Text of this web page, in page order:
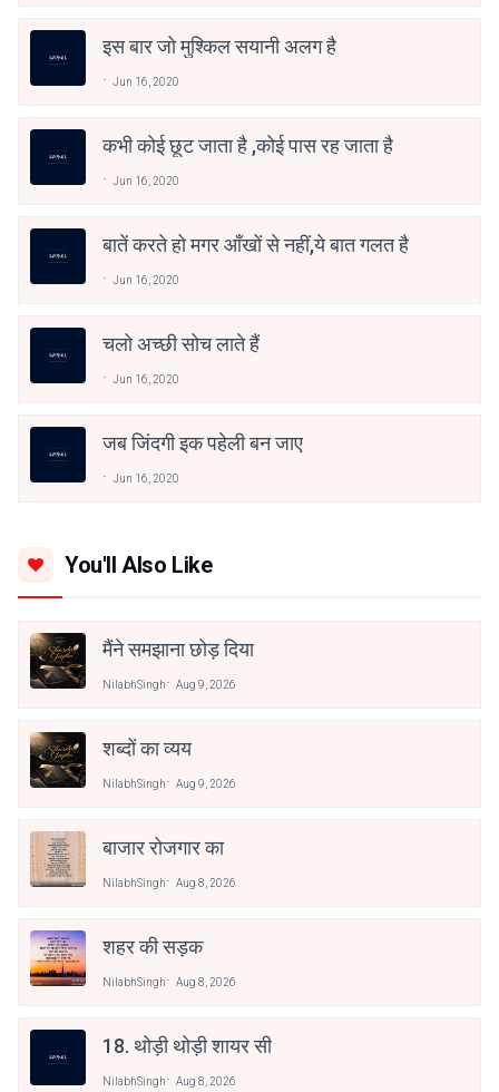
इस बार जो मुश्किल सयानी अलग है
Jun 16, 2020
कभी कोई छूट जाता है ,कोई पास रह जाता है
Jun 16, 2020
बातें करते हो मगर आँखों से नहीं,ये बात गलत है
Jun 16, 2020
चलो अच्छी सोच लाते हैं
Jun 16, 2020
जब जिंदगी इक पहेली बन जाए
Jun 16, 2020
You'll Also Like
मैंने समझाना छोड़ दिया
NilabhSingh Aug 9, 2026
शब्दों का व्यय
NilabhSingh Aug 9, 2026
बाजार रोजगार का
NilabhSingh Aug 8, 2026
शहर की सड़क
NilabhSingh Aug 8, 2026
18. थोड़ी थोड़ी शायर सी
NilabhSingh Aug 8, 2026